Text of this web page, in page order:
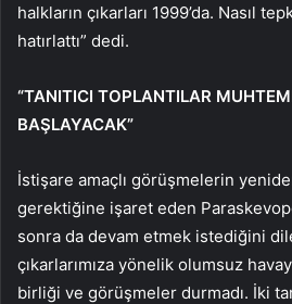
halkların çıkarları 1999’da. Nasıl
hatırlattı” dedi.
“TANITICI TOPLANTILAR
BAŞLAYACAK”
İstişare amaçlı görüşmelerin
gerektiğine işaret eden
sonra da devam etmek istediğini
çıkarlarımıza yönelik olumsuz
birliği ve görüşmeler durmadı. İki